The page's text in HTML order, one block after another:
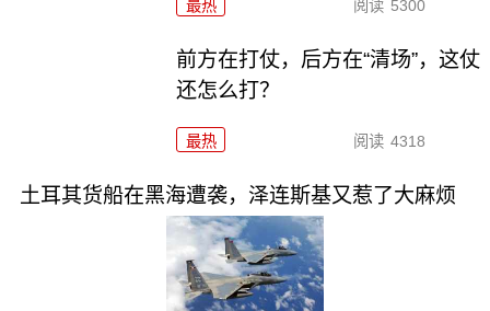
最热 阅读 5300
前方在打仗，后方在“清场”，这仗
还怎么打？
最热 阅读 4318
土耳其货船在黑海遭袭，泽连斯基又惹了大麻烦